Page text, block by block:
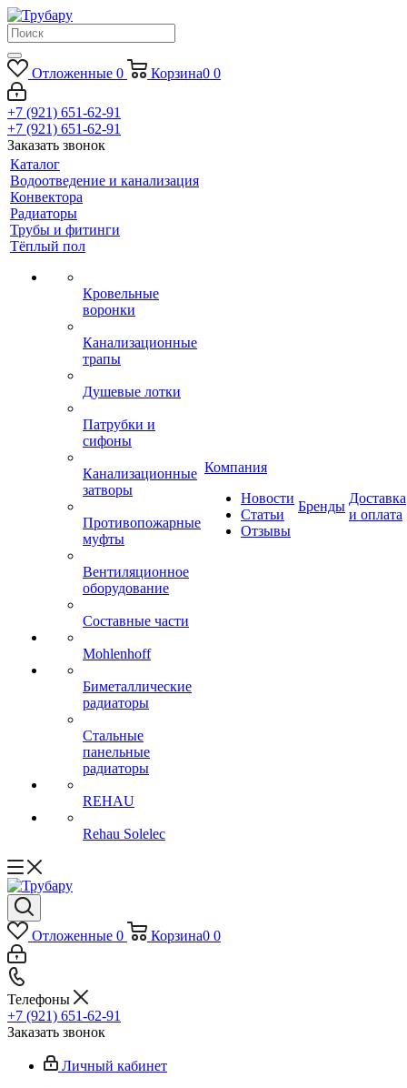
Отложенные 0 Корзина0 0
+7 (921) 651-62-91
+7 (921) 651-62-91
Заказать звонок
Каталог
Водоотведение и канализация
Конвектора
Радиаторы
Трубы и фитинги
Тёплый пол
Кровельные
воронки
Канализационные
трапы
Душевые лотки
Патрубки и
сифоны
Канализационные
затворы
Противопожарные
муфты
Вентиляционное
оборудование
Составные части
Mohlenhoff
Биметаллические
радиаторы
Стальные
панельные
радиаторы
REHAU
Rehau Solelec
Компания
Новости
Статьи
Отзывы
Бренды
Доставка
и оплата
Отложенные 0 Корзина0 0
Телефоны
+7 (921) 651-62-91
Заказать звонок
Личный кабинет